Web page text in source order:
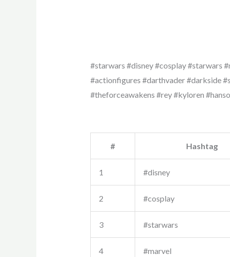
#starwars #disney #cosplay #starwars
#actionfigures #darthvader #darkside
#theforceawakens #rey #kyloren
# Hashtag
1 #disney
2 #cosplay
3 #starwars
4 #marvel